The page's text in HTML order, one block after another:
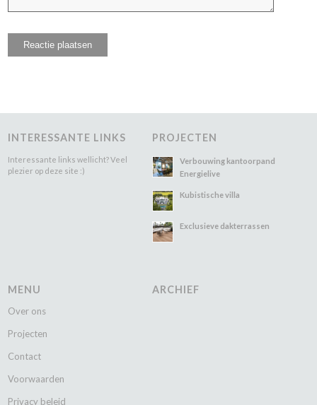
INTERESSANTE LINKS
Interessante links wellicht? Veel
plezier op deze site :)
PROJECTEN
Verbouwing kantoorpand
Energielive
Kubistische villa
Exclusieve dakterrassen
MENU
Over ons
Projecten
Contact
Voorwaarden
Privacy beleid
ARCHIEF